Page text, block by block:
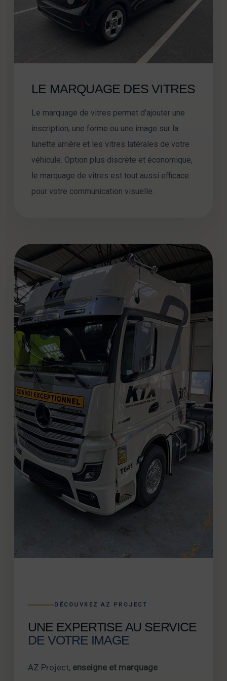
LE MARQUAGE DES VITRES
Le marquage de vitres permet d'ajouter une
inscription, une forme ou une image sur la
lunette arrière et les vitres latérales de votre
véhicule. Option plus discrète et économique,
le marquage de vitres est tout aussi efficace
pour votre communication visuelle.
DÉCOUVREZ AZ PROJECT
UNE EXPERTISE AU SERVICE
DE VOTRE IMAGE
AZ Project, enseigne et marquage